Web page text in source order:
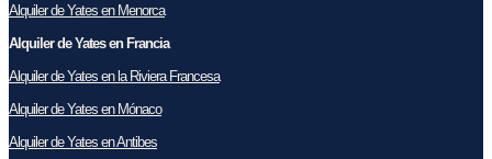
Alquiler de Yates en Menorca
Alquiler de Yates en Francia
Alquiler de Yates en la Riviera Francesa
Alquiler de Yates en Mónaco
Alquiler de Yates en Antibes